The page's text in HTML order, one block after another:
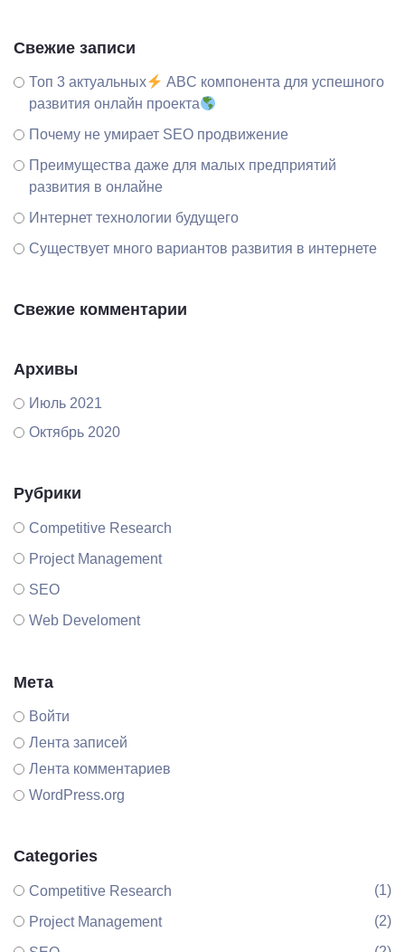
Свежие записи
Топ 3 актуальных
ABC компонента для успешного
развития онлайн проекта
Почему не умирает SEO продвижение
Преимущества даже для малых предприятий
развития в онлайне
Интернет технологии будущего
Существует много вариантов развития в интернете
Свежие комментарии
Архивы
Июль 2021
Октябрь 2020
Рубрики
Competitive Research
Project Management
SEO
Web Develoment
Мета
Войти
Лента записей
Лента комментариев
WordPress.org
Categories
Competitive Research (1)
Project Management (2)